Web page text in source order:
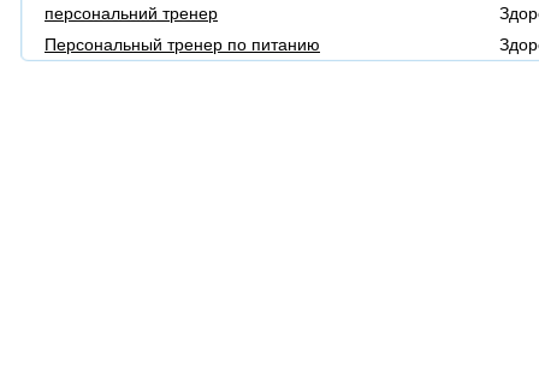
персональний тренер
Персональный тренер по питанию